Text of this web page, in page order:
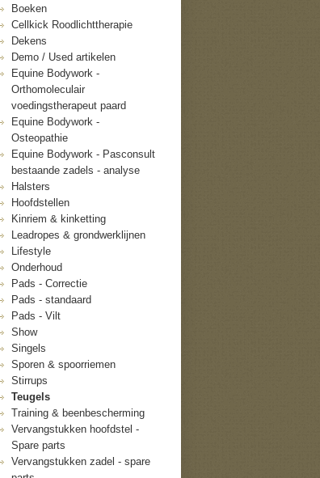
Boeken
Cellkick Roodlichttherapie
Dekens
Demo / Used artikelen
Equine Bodywork -
Orthomoleculair
voedingstherapeut paard
Equine Bodywork -
Osteopathie
Equine Bodywork - Pasconsult
bestaande zadels - analyse
Halsters
Hoofdstellen
Kinriem & kinketting
Leadropes & grondwerklijnen
Lifestyle
Onderhoud
Pads - Correctie
Pads - standaard
Pads - Vilt
Show
Singels
Sporen & spoorriemen
Stirrups
Teugels
Training & beenbescherming
Vervangstukken hoofdstel -
Spare parts
Vervangstukken zadel - spare